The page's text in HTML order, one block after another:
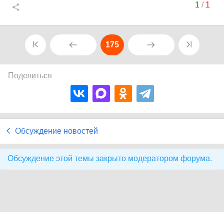
1 / 1
175
Поделиться
Обсуждение новостей
Обсуждение этой темы закрыто модератором форума.